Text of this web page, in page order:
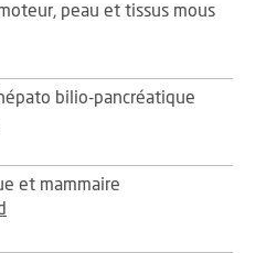
peau et tissus mous
bilio-pancréatique
et mammaire